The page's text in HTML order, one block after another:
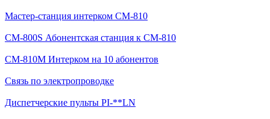
Мастер-станция интерком CM-810
CM-800S Абонентская станция к CM-810
CM-810M Интерком на 10 абонентов
Связь по электропроводке
Диспетчерские пульты PI-**LN